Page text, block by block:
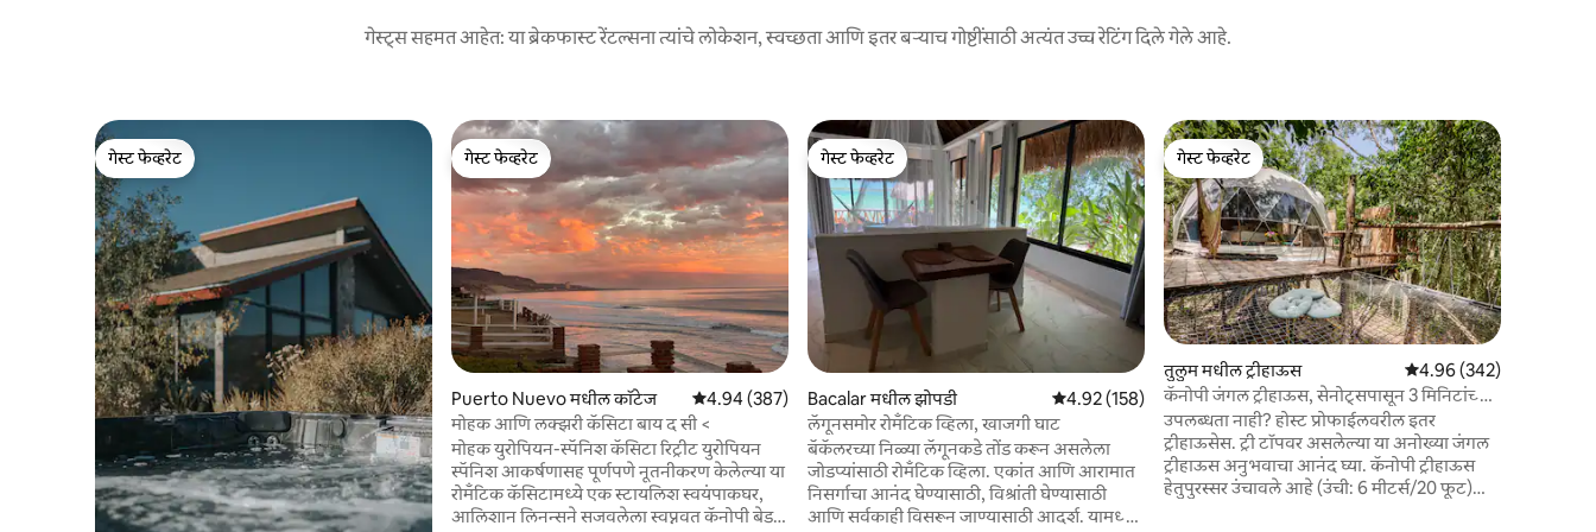
गेस्ट्स सहमत आहेत: या ब्रेकफास्ट रेंटल्सना त्यांचे लोकेशन, स्वच्छता आणि इतर बऱ्याच गोष्टींसाठी अत्यंत उच्च रेटिंग दिले गेले आहे.
गेस्ट फेव्हरेट
गेस्ट फेव्हरेट
गेस्ट फेव्हरेट
गेस्ट फेव्हरेट
Puerto Nuevo मधील कॉटेज 5 पैकी 4.94 सरासरी रेटिंग, 387 रिव्ह्यूज
4.94 (387)
मोहक आणि लक्झरी कॅसिटा बाय द सी <
मोहक युरोपियन-स्पॅनिश कॅसिटा रिट्रीट युरोपियन
स्पॅनिश आकर्षणासह पूर्णपणे नूतनीकरण केलेल्या या
रोमँटिक कॅसिटामध्ये एक स्टायलिश स्वयंपाकघर,
आलिशान लिनन्सने सजवलेला स्वप्नवत कॅनोपी बेड
गेस्ट फेव्हरेट
गेस्ट फेव्हरेट
Bacalar मधील झोपडी 5 पैकी 4.92 सरासरी रेटिंग, 158 रिव्ह्यूज
4.92 (158)
लॅगूनसमोर रोमँटिक व्हिला, खाजगी घाट
बॅकॅलरच्या निळ्या लॅगूनकडे तोंड करून असलेला
जोडप्यांसाठी रोमँटिक व्हिला. एकांत आणि आरामात
निसर्गाचा आनंद घेण्यासाठी, विश्रांती घेण्यासाठी
आणि सर्वकाही विसरून जाण्यासाठी आदर्श. यामध्ये
गेस्ट फेव्हरेट
गेस्ट फेव्हरेट
तुलुम मधील ट्रीहाऊस 5 पैकी 4.96 सरासरी रेटिंग,
4.96 (342)
कॅनोपी जंगल ट्रीहाऊस, सेनोट्सपासून 3 मिनिटांच्या
अंतरावर
उपलब्धता नाही? होस्ट प्रोफाईलवरील इतर
ट्रीहाऊसेस. ट्री टॉपवर असलेल्या या अनोख्या जंगल
ट्रीहाऊस अनुभवाचा आनंद घ्या. कॅनोपी ट्रीहाऊस
हेतुपुरस्सर उंचावले आहे (उंची: 6 मीटर्स/20 फूट)